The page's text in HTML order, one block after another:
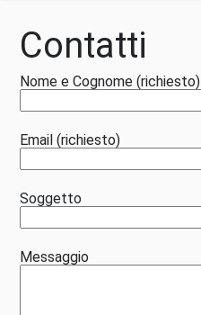
Contatti
Nome e Cognome (richiesto)
Email (richiesto)
Soggetto
Messaggio